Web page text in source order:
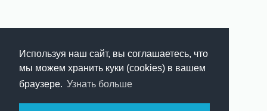
Используя наш сайт, вы соглашаетесь, что
мы можем хранить куки (cookies) в вашем
браузере. Узнать больше